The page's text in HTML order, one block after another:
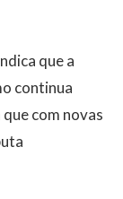
que a
continua
com novas